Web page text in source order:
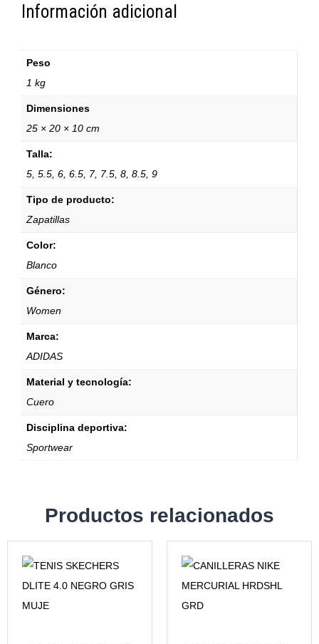
Información adicional
Peso
1 kg
Dimensiones
25 × 20 × 10 cm
Talla:
5, 5.5, 6, 6.5, 7, 7.5, 8, 8.5, 9
Tipo de producto:
Zapatillas
Color:
Blanco
Género:
Women
Marca:
ADIDAS
Material y tecnología:
Cuero
Disciplina deportiva:
Sportwear
Productos relacionados